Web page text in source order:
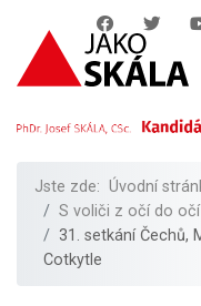
Jste zde: Úvodní
S voliči z očí do očí
31. setkání Čechů,
Cotkytle